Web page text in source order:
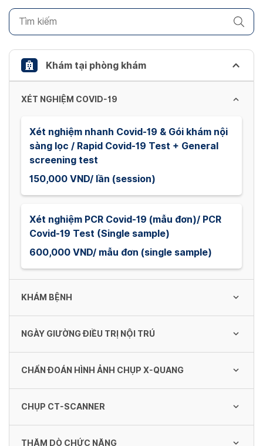
to
keyboard
shortcuts
changing
Khám tại phòng khám
XÉT NGHIỆM COVID-19
Xét nghiệm nhanh Covid-19 & Gói khám nội
sàng lọc / Rapid Covid-19 Test + General
screening test
150,000 VND/ lần (session)
Xét nghiệm PCR Covid-19 (mẫu đơn)/ PCR
Covid-19 Test (Single sample)
600,000 VND/ mẫu đơn (single sample)
KHÁM BỆNH
Khám Nhi / Pediatric Consultation Fee
Khám sức khỏe lái xe 2021
NGÀY GIƯỜNG ĐIỀU TRỊ NỘI TRÚ
Giường Ngoại khoa loại 4 Hạng III - Khoa Tai
- Mũi - Họng
1,000,000 VND
CHẨN ĐOÁN HÌNH ẢNH CHỤP X-QUANG
Chụp Xquang ngực thẳng
CHỤP CT-SCANNER
THĂM DÒ CHỨC NĂNG